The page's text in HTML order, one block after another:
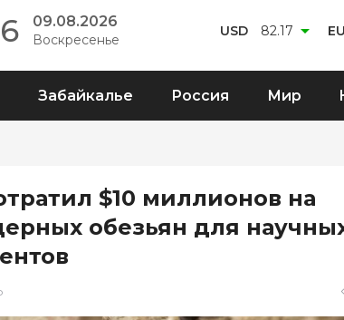
09.08.2026
Воскресенье
USD 82.17
Забайкалье Россия Мир
$10 миллионов на
обезьян для